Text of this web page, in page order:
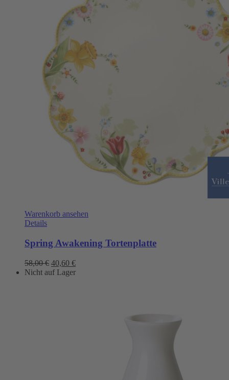
Warenkorb ansehen
Details
Spring Awakening Tortenplatte
58,00€ Ursprünglicher
Preis
40,60 €Aktueller
Preis
Nicht auf Lager